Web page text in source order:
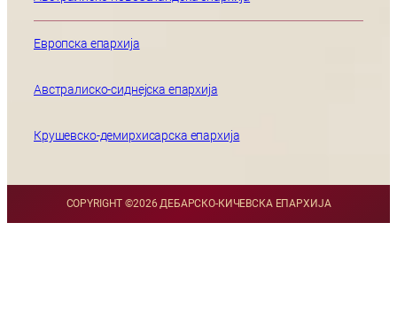
Европска епархија
Австралиско-сиднејска епархија
Крушевско-демирхисарска епархија
COPYRIGHT ©2026 ДЕБАРСКО-КИЧЕВСКА ЕПАРХИЈА